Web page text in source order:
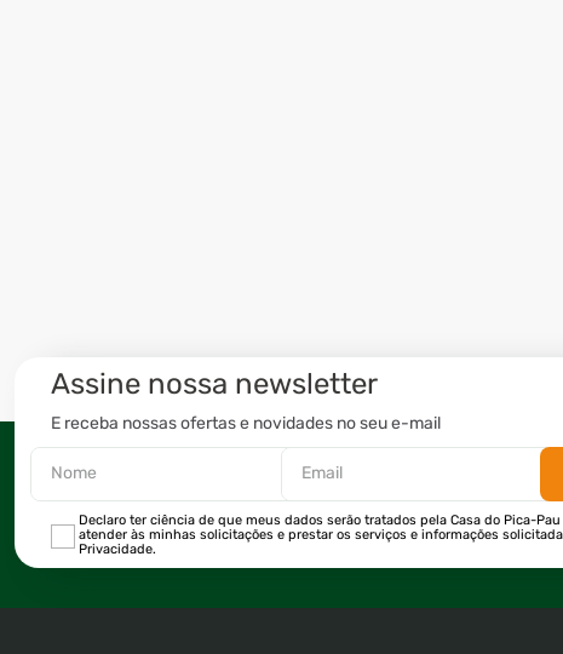
Assine nossa newsletter
E receba nossas ofertas e novidades no seu e-mail
Declaro ter ciência de que meus dados serão tratados pela Casa do Pica-
atender às minhas solicitações e prestar os serviços e informações
Privacidade.